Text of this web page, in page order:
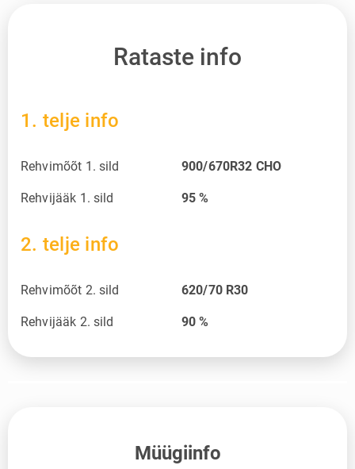
Rataste info
1. telje info
Rehvimõõt 1. sild 900/670R32 CHO
Rehvijääk 1. sild 95%
2. telje info
Rehvimõõt 2. sild 620/70 R30
Rehvijääk 2. sild 90%
Müügiinfo